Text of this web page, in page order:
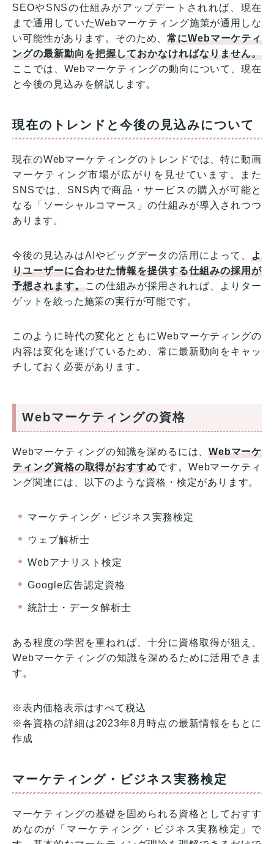
SEOやSNSの仕組みがアップデートされれば、現在
まで通用していたWebマーケティング施策が通用しな
い可能性があります。そのため、常にWebマーケティ
ングの最新動向を把握しておかなければなりません。
ここでは、Webマーケティングの動向について、現在
と今後の見込みを解説します。
現在のトレンドと今後の見込みについて
現在のWebマーケティングのトレンドでは、特に動画
マーケティング市場が広がりを見せています。また
SNSでは、SNS内で商品・サービスの購入が可能と
なる「ソーシャルコマース」の仕組みが導入されつつ
あります。
今後の見込みはAIやビッグデータの活用によって、よ
りユーザーに合わせた情報を提供する仕組みの採用が
予想されます。この仕組みが採用されれば、よりター
ゲットを絞った施策の実行が可能です。
このように時代の変化とともにWebマーケティングの
内容は変化を遂げているため、常に最新動向をキャッ
チしておく必要があります。
Webマーケティングの資格
Webマーケティングの知識を深めるには、Webマーケ
ティング資格の取得がおすすめです。Webマーケティ
ング関連には、以下のような資格・検定があります。
マーケティング・ビジネス実務検定
ウェブ解析士
Webアナリスト検定
Google広告認定資格
統計士・データ解析士
ある程度の学習を重ねれば、十分に資格取得が狙え、
Webマーケティングの知識を深めるために活用できま
す。
※表内価格表示はすべて税込
※各資格の詳細は2023年8月時点の最新情報をもとに
作成
マーケティング・ビジネス実務検定
マーケティングの基礎を固められる資格としておすす
めなのが「マーケティング・ビジネス実務検定」で